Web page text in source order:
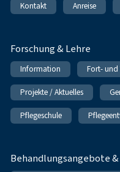
Kontakt Anreise
Forschung & Lehre
Information Fort-
Projekte / Aktuelles
Pflegeschule
Behandlungsangebote